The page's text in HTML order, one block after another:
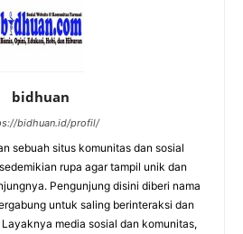
bidhuan
bidhuan.id/profil/
sebuah situs komunitas dan sosial
rupa agar tampil unik dan
Pengunjung disini diberi nama
untuk saling berinteraksi dan
media sosial dan komunitas,